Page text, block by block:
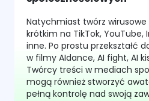
Natychmiast twórz
krótkim na TikTok, YouTube,
inne. Po prostu przekształć
w filmy AIdance, AI fight, AI
Twórcy treści w mediach
mogą również stworzyć
pełną kontrolę nad swoją